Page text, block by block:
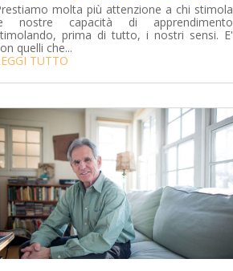
molta più attenzione a chi stimola
nostre capacità di apprendimento
prima di tutto, i nostri sensi. E'
quelli che...
TUTTO